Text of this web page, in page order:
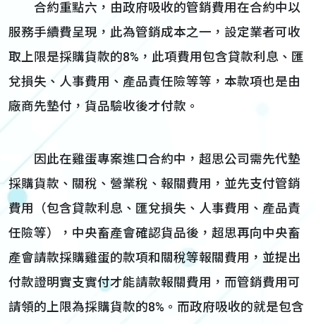
合約重點六，由政府吸收的管銷費用在合約中以
服務手續費呈現，此為管銷成本之一，設定業者可收
取上限是採購貨款的8%，此項費用包含貸款利息、匯
兌損失、人事費用、產品責任險等等，本款項也是由
廠商先墊付，貨品驗收後才付款。
因此在雞蛋專案進口合約中，超思公司需先代墊
採購貨款、關稅、營業稅、報關費用，並先支付管銷
費用（包含貸款利息、匯兌損失、人事費用、產品責
任險等），中央畜產會確認貨品後，超思再向中央畜
產會請款採購雞蛋的款項和關稅等報關費用，並提出
付款證明實支實付才能請款報關費用，而管銷費用可
請領的上限為採購貨款的8%。而政府吸收的就是包含